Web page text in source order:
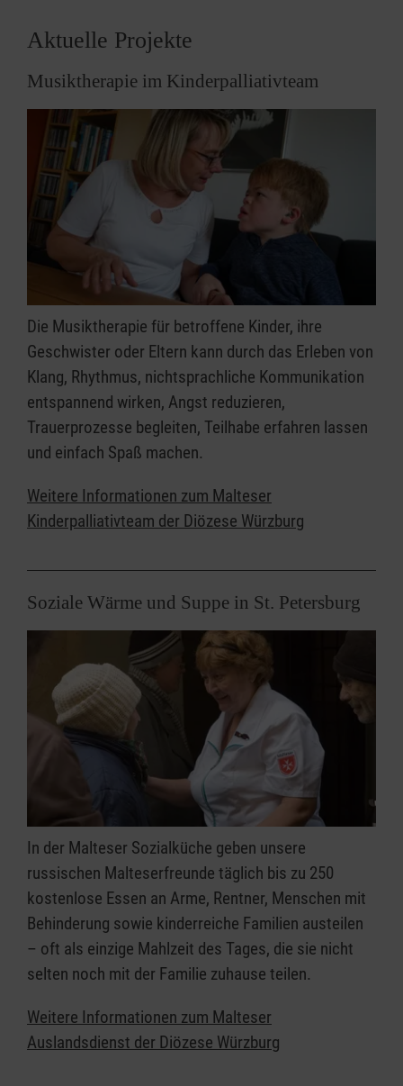
Aktuelle Projekte
Musiktherapie im Kinderpalliativteam
Die Musiktherapie für betroffene Kinder, ihre
Geschwister oder Eltern kann durch das Erleben von
Klang, Rhythmus, nichtsprachliche Kommunikation
entspannend wirken, Angst reduzieren,
Trauerprozesse begleiten, Teilhabe erfahren lassen
und einfach Spaß machen.
Weitere Informationen zum Malteser
Kinderpalliativteam der Diözese Würzburg
Soziale Wärme und Suppe in St. Petersburg
In der Malteser Sozialküche geben unsere
russischen Malteserfreunde täglich bis zu 250
kostenlose Essen an Arme, Rentner, Menschen mit
Behinderung sowie kinderreiche Familien austeilen
– oft als einzige Mahlzeit des Tages, die sie nicht
selten noch mit der Familie zuhause teilen.
Weitere Informationen zum Malteser
Auslandsdienst der Diözese Würzburg